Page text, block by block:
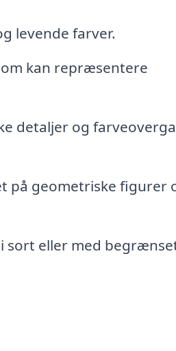
levende farver.
kan repræsentere
detaljer og
på geometriske figurer
sort eller med